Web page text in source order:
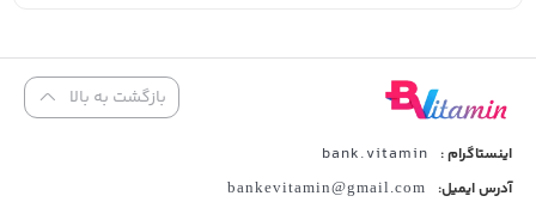
بازگشت به بالا
اینستاگرام : bank.vitamin
آدرس ایمیل: bankevitamin@gmail.com